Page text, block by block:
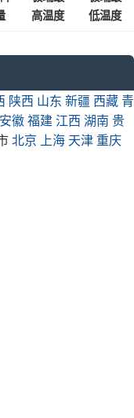
高温度
低温度
陕西 山东 新疆 西藏 青
安徽福建 江西 湖南 贵
北京 上海 天津 重庆